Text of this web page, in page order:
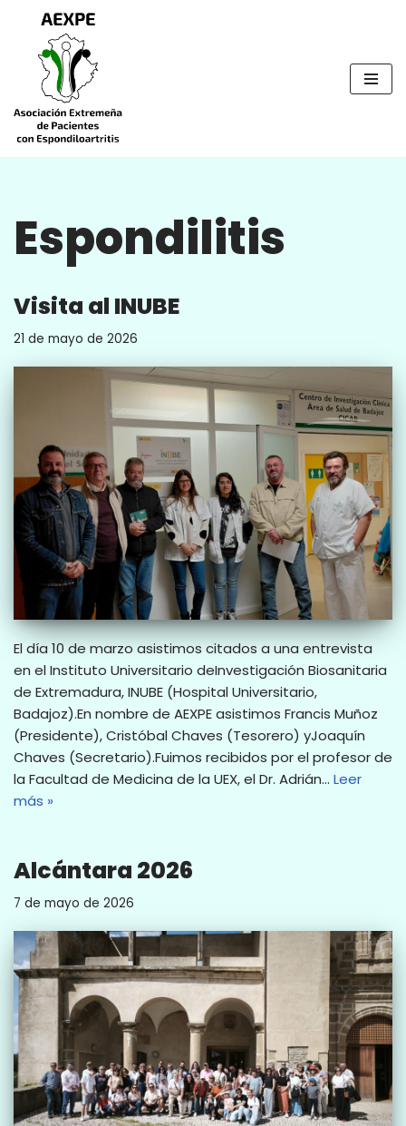
Saltar
contenido
Espondilitis
Visita al INUBE
21 de mayo de 2026
El día 10 de marzo asistimos citados a una entrevista
en el Instituto Universitario deInvestigación Biosanitaria
de Extremadura, INUBE (Hospital Universitario,
Badajoz).En nombre de AEXPE asistimos Francis Muñoz
(Presidente), Cristóbal Chaves (Tesorero) yJoaquín
Chaves (Secretario).Fuimos recibidos por el profesor de
la Facultad de Medicina de la UEX, el Dr. Adrián… Leer
más »
Alcántara 2026
7 de mayo de 2026